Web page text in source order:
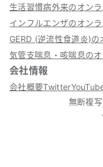
生活習慣病外来のオン
インフルエンザのオン
GERD (逆流性食道炎)の
気管支喘息・咳喘息の
会社情報
会社概要Twitter
無断複